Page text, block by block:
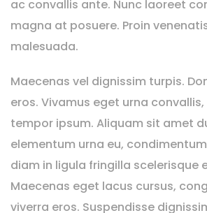
ac convallis ante. Nunc laoreet
magna at posuere. Proin
malesuada.
Maecenas vel dignissim turpis.
eros. Vivamus eget urna
tempor ipsum. Aliquam sit amet
elementum urna eu,
diam in ligula fringilla scelerisque
Maecenas eget lacus cursus,
viverra eros. Suspendisse